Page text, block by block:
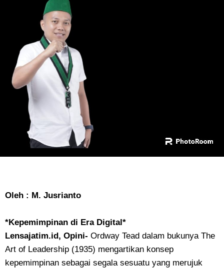
Oleh : M. Jusrianto
*Kepemimpinan di Era Digital*
Lensajatim.id, Opini- Ordway Tead dalam bukunya The
Art of Leadership (1935) mengartikan konsep
kepemimpinan sebagai segala sesuatu yang merujuk